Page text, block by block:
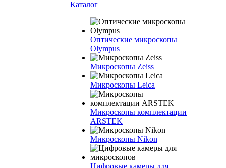
Каталог
Оптические микроскопы
Olympus
Микроскопы Zeiss
Микроскопы Leica
Микроскопы комплектации
ARSTEK
Микроскопы Nikon
Цифровые камеры для